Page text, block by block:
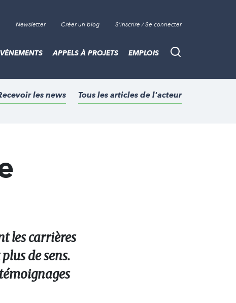
Newsletter Créer un blog S'inscrire / Se connecter
Recherche
APPELS À PROJETS EMPLOIS
les news Tous les articles de l'acteur
les carrières
de sens.